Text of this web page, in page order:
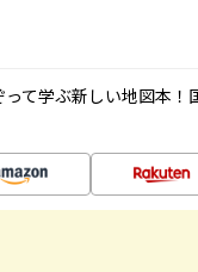
て学ぶ新しい地図本